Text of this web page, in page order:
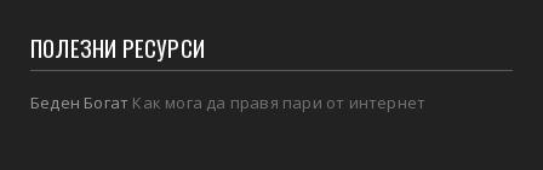
ПОЛЕЗНИ РЕСУРСИ
Беден Богат Как мога да правя пари от интернет